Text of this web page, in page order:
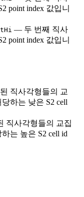
point index 값입니
— 두 번째 직사
point index 값입니
직사각형들의 교
하는 낮은 S2 cell
직사각형들의 교집
는 높은 S2 cell id